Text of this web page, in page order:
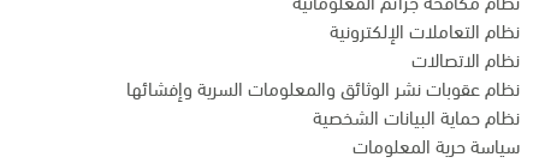
نظام التعاملات الإلكترونية
نظام الاتصالات
نظام عقوبات نشر الوثائق والمعلومات السرية وإفشائها
نظام حماية البيانات الشخصية
سياسة حرية المعلومات